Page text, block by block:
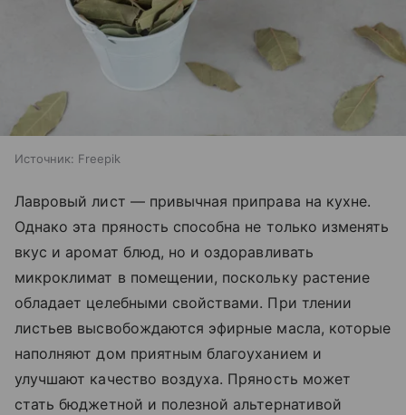
Источник: Freepik
Лавровый лист — привычная приправа на кухне.
Однако эта пряность способна не только изменять
вкус и аромат блюд, но и оздоравливать
микроклимат в помещении, поскольку растение
обладает целебными свойствами. При тлении
листьев высвобождаются эфирные масла, которые
наполняют дом приятным благоуханием и
улучшают качество воздуха. Пряность может
стать бюджетной и полезной альтернативой